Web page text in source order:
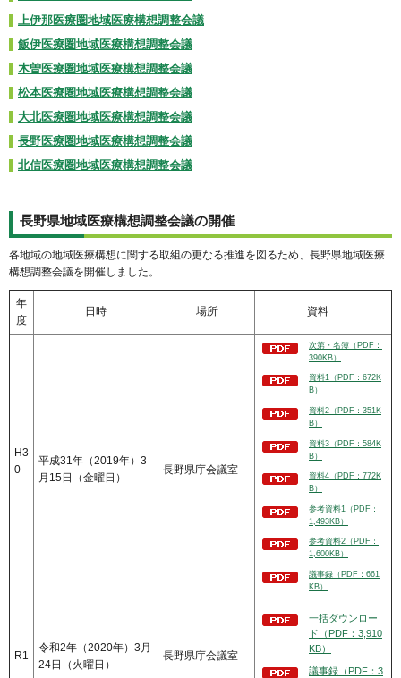
上伊那医療圏地域医療構想調整会議
飯伊医療圏地域医療構想調整会議
木曽医療圏地域医療構想調整会議
松本医療圏地域医療構想調整会議
大北医療圏地域医療構想調整会議
長野医療圏地域医療構想調整会議
北信医療圏地域医療構想調整会議
長野県地域医療構想調整会議の開催
各地域の地域医療構想に関する取組の更なる推進を図るため、長野県地域医療
構想調整会議を開催しました。
年
度
日時 場所 資料
H3
0
平成31年（2019年）3
月15日（金曜日）
長野県庁会議室
次第・名簿（PDF：
390KB）
資料1（PDF：672K
B）
資料2（PDF：351K
B）
資料3（PDF：584K
B）
資料4（PDF：772K
B）
参考資料1（PDF：
1,493KB）
参考資料2（PDF：
1,600KB）
議事録（PDF：661
KB）
R1
令和2年（2020年）3月
24日（火曜日）
長野県庁会議室
一括ダウンロー
ド（PDF：3,910
KB）
議事録（PDF：3